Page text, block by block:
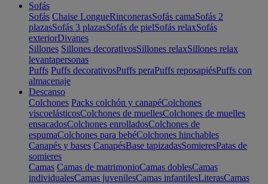
Sofás
Sofás Chaise LongueRinconerasSofás camaSofás 2
plazasSofás 3 plazasSofás de pielSofás relaxSofás
exteriorDivanes
Sillones Sillones decorativosSillones relaxSillones relax
levantapersonas
Puffs Puffs decorativosPuffs peraPuffs reposapiésPuffs con
almacenaje
Descanso
Colchones Packs colchón y canapéColchones
viscoelásticosColchones de muellesColchones de muelles
ensacadosColchones enrolladosColchones de
espumaColchones para bebéColchones hinchables
Canapés y bases CanapésBase tapizadasSomieresPatas de
somieres
Camas Camas de matrimonioCamas doblesCamas
individualesCamas juvenilesCamas infantilesLiterasCamas